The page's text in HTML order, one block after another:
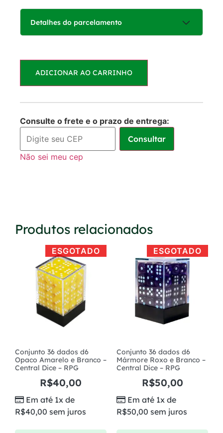
Detalhes do parcelamento
1x de R$35,00
sem juros
ADICIONAR AO CARRINHO
Consulte o frete e o prazo de entrega:
Consultar
Não sei meu cep
Produtos relacionados
ESGOTADO
Conjunto 36 dados d6
Opaco Amarelo e Branco –
Central Dice – RPG
R$40,00
Em até 1x de
R$40,00 sem juros
ESGOTADO
Conjunto 36 dados d6
Mármore Roxo e Branco –
Central Dice – RPG
R$50,00
Em até 1x de
R$50,00 sem juros